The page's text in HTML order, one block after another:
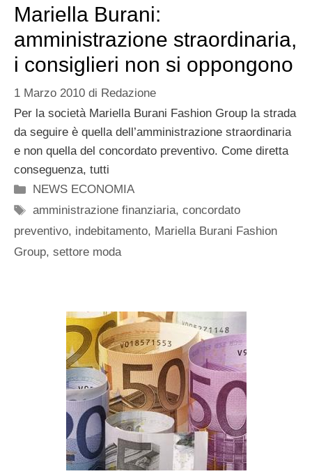
Mariella Burani:
amministrazione straordinaria,
i consiglieri non si oppongono
1 Marzo 2010 di Redazione
Per la società Mariella Burani Fashion Group la strada
da seguire è quella dell’amministrazione straordinaria
e non quella del concordato preventivo. Come diretta
conseguenza, tutti
Categorie
NEWS ECONOMIA
Tag
amministrazione finanziaria,concordato
preventivo, indebitamento, Mariella Burani Fashion
Group, settore moda